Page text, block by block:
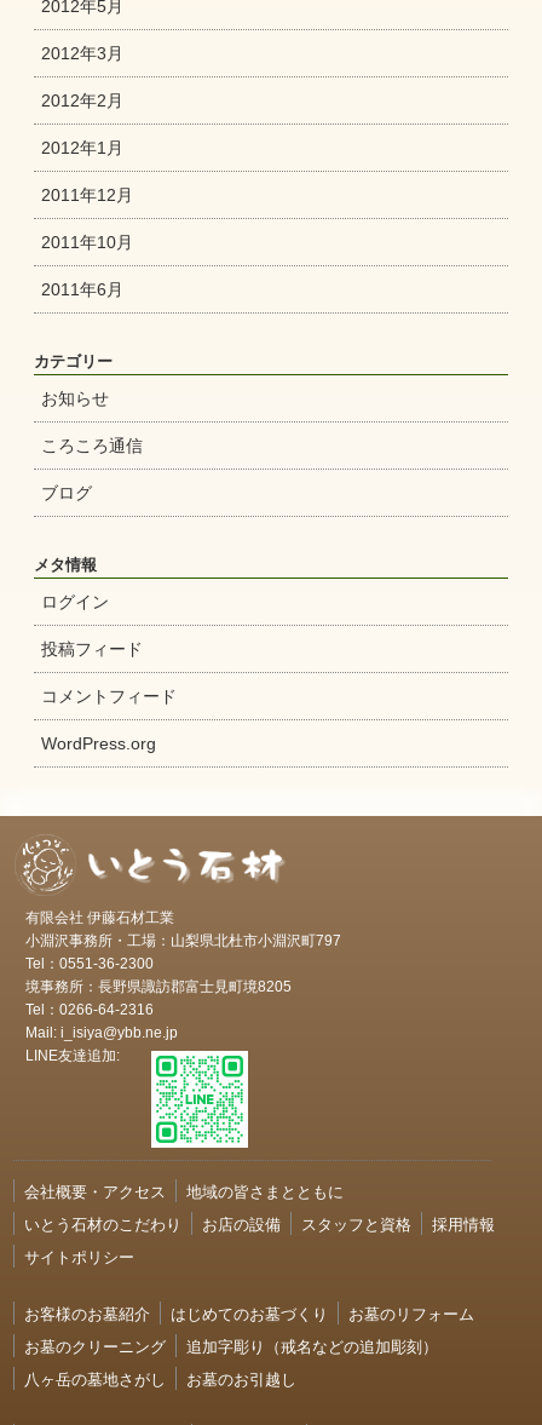
2012年5月
2012年3月
2012年2月
2012年1月
2011年12月
2011年10月
2011年6月
カテゴリー
お知らせ
ころころ通信
ブログ
メタ情報
ログイン
投稿フィード
コメントフィード
WordPress.org
有限会社 伊藤石材工業
小淵沢事務所・工場：山梨県北杜市小淵沢町797
Tel：0551-36-2300
境事務所：長野県諏訪郡富士見町境8205
Tel：0266-64-2316
Mail: i_isiya@ybb.ne.jp
LINE友達追加:
会社概要・アクセス
地域の皆さまとともに
いとう石材のこだわり
お店の設備 スタッフと資格
採用情報
サイトポリシー
お客様のお墓紹介 はじめてのお墓づくり
お墓のリフォーム
お墓のクリーニング
追加字彫り（戒名などの追加彫刻）
八ヶ岳の墓地さがし
お墓のお引越し